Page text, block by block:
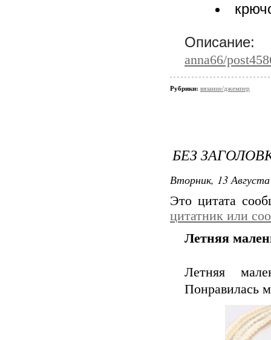
anna66/
Рубрики: вязание/джемпер
БЕЗ
Вторник, 13
Это цитата
цитатник или
Летняя
Летняя
Понравилась